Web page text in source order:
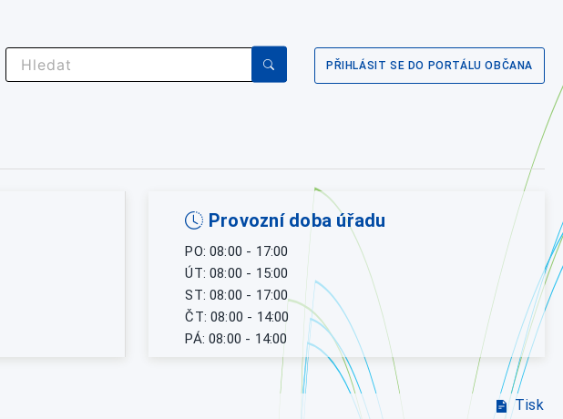
PŘIHLÁSIT SE DO PORTÁLU OBČANA
Provozní doba úřadu
PO: 08:00 - 17:00
ÚT: 08:00 - 15:00
ST: 08:00 - 17:00
ČT: 08:00 - 14:00
PÁ: 08:00 - 14:00
Tisk